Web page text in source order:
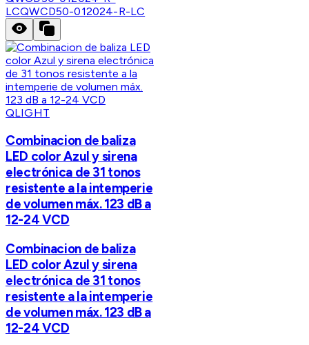
LCQWCD50-012024-R-LC
QLIGHT
Combinacion de baliza
LED color Azul y sirena
electrónica de 31 tonos
resistente a la intemperie
de volumen máx. 123 dB a
12-24 VCD
Combinacion de baliza
LED color Azul y sirena
electrónica de 31 tonos
resistente a la intemperie
de volumen máx. 123 dB a
12-24 VCD